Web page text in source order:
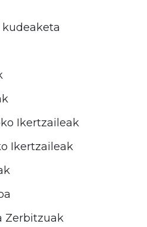
Ikertzaileak
Ikertzaileak
Zerbitzuak